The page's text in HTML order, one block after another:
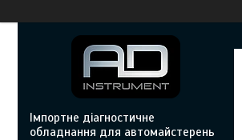
Імпортне діагностичне
обладнання для автомайстерень